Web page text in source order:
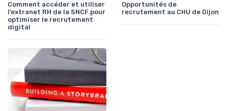
Comment accéder et utiliser
l’extranet RH de la SNCF pour
optimiser le recrutement
digital
Opportunités de
recrutement au CHU de Dijon